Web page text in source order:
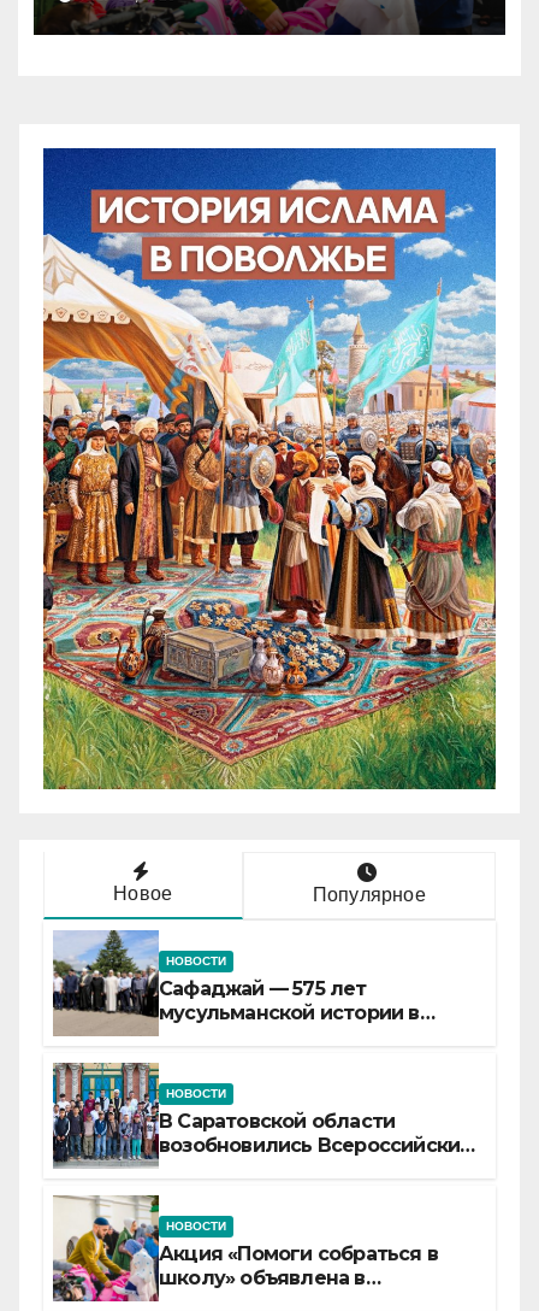
Новое Популярное
НОВОСТИ
Сафаджай — 575 лет
мусульманской истории в
НОВОСТИ
В Саратовской области
возобновились Всероссийские
НОВОСТИ
Акция «Помоги собраться в
школу» объявлена в